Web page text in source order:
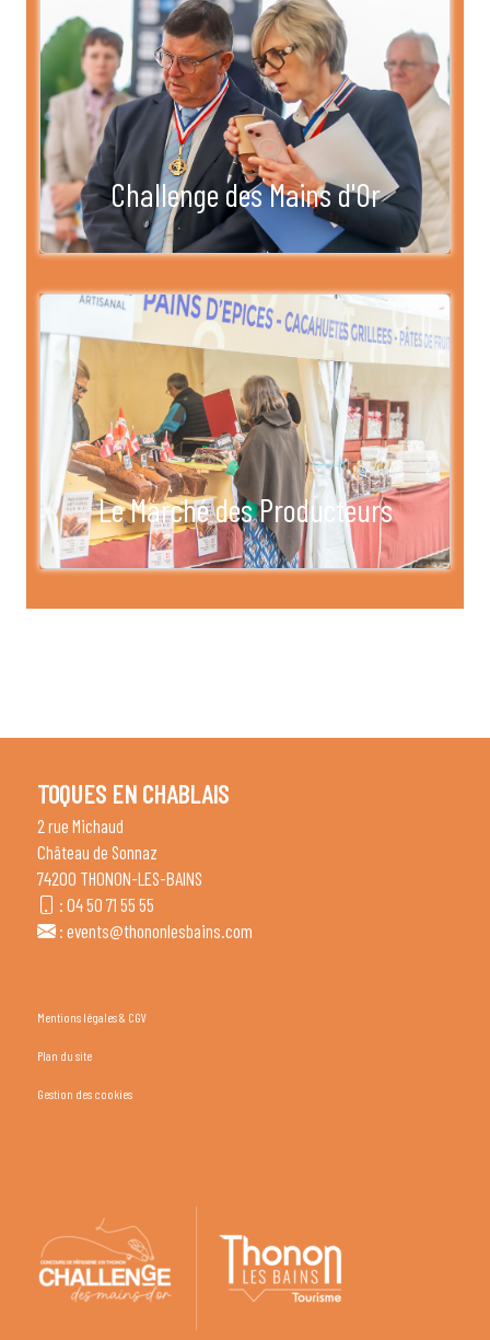
Challenge des Mains d'Or
Le Marché des Producteurs
TOQUES EN CHABLAIS
2 rue Michaud
Château de Sonnaz
74200 THONON-LES-BAINS
: 04 50 71 55 55
: events@thononlesbains.com
Mentions légales & CGV
Plan du site
Gestion des cookies